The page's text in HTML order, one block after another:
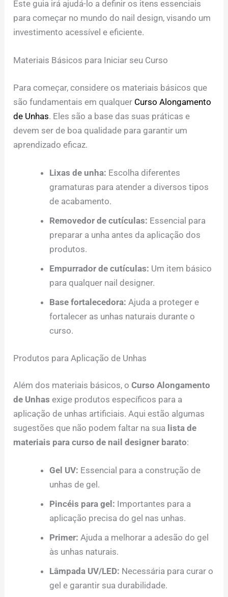
Este guia irá ajudá-lo a definir os itens essenciais
para começar no mundo do nail design, visando um
investimento acessível e eficiente.
Materiais Básicos para Iniciar seu Curso
Para começar, considere os materiais básicos que
são fundamentais em qualquer Curso Alongamento
de Unhas. Eles são a base das suas práticas e
devem ser de boa qualidade para garantir um
aprendizado eficaz.
Lixas de unha: Escolha diferentes
gramaturas para atender a diversos tipos
de acabamento.
Removedor de cutículas: Essencial para
preparar a unha antes da aplicação dos
produtos.
Empurrador de cutículas: Um item básico
para qualquer nail designer.
Base fortalecedora: Ajuda a proteger e
fortalecer as unhas naturais durante o
curso.
Produtos para Aplicação de Unhas
Além dos materiais básicos, oCurso Alongamento
de Unhas exige produtos específicos para a
aplicação de unhas artificiais. Aqui estão algumas
sugestões que não podem faltar na sua lista de
materiais para curso de nail designer barato:
Gel UV: Essencial para a construção de
unhas de gel.
Pincéis para gel: Importantes para a
aplicação precisa do gel nas unhas.
Primer: Ajuda a melhorar a adesão do gel
às unhas naturais.
Lâmpada UV/LED: Necessária para curar o
gel e garantir sua durabilidade.